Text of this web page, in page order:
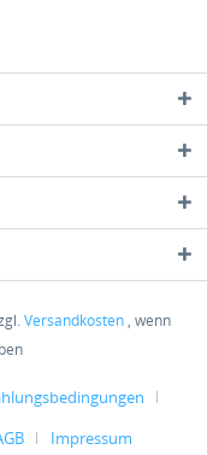
Versandkosten, wenn
Impressum